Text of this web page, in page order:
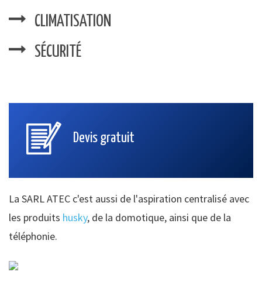
CLIMATISATION
SÉCURITÉ
Devis gratuit
La SARL ATEC c'est aussi de l'aspiration centralisé avec
les produits husky, de la domotique, ainsi que de la
téléphonie.